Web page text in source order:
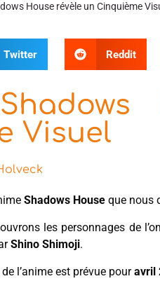
House révèle un Cinquième
Twitter Reddit
Visuel
Shadows House que nous
les personnages de
Shino Shimoji.
de l’anime est prévue pouravril